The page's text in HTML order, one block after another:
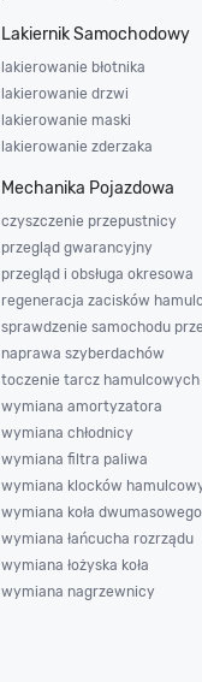
Lakiernik Samochodowy
lakierowanie błotnika
lakierowanie drzwi
lakierowanie maski
lakierowanie zderzaka
Mechanika Pojazdowa
czyszczenie przepustnicy
przegląd gwarancyjny
przegląd i obsługa okresowa
regeneracja zacisków
sprawdzenie samochodu
naprawa szyberdachów
toczenie tarcz hamulcowych
wymiana amortyzatora
wymiana chłodnicy
wymiana filtra paliwa
wymiana klocków
wymiana koła dwumasowego
wymiana łańcucha rozrządu
wymiana łożyska koła
wymiana nagrzewnicy